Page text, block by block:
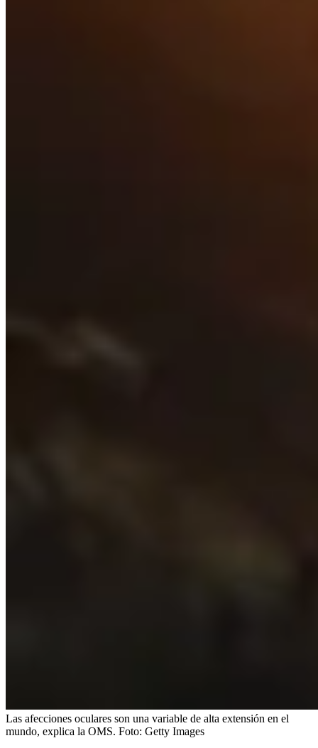
Las afecciones oculares son una variable de alta extensión en el
mundo, explica la OMS. Foto: Getty Images